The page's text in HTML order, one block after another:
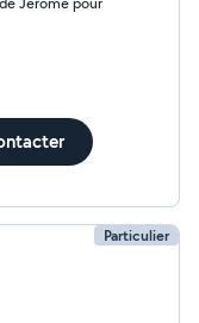
Particulier